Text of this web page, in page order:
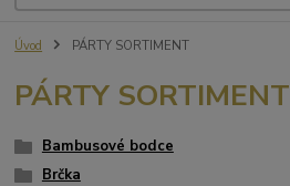
Úvod PÁRTY SORTIMENT
PÁRTY SORTIMENT
Bambusové bodce
Brčka